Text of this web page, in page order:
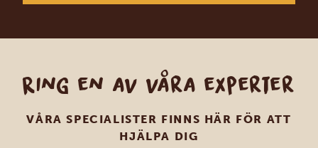
Ring en av våra experter
VÅRA SPECIALISTER FINNS HÄR FÖR ATT
HJÄLPA DIG